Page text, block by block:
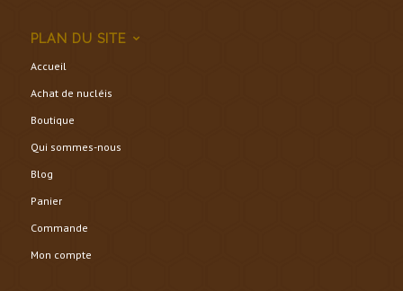
PLAN DU SITE
Accueil
Achat de nucléis
Boutique
Qui sommes-nous
Blog
Panier
Commande
Mon compte